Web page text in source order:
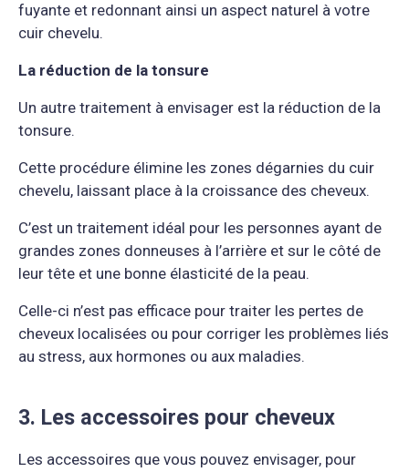
fuyante et redonnant ainsi un aspect naturel à votre
cuir chevelu.
La réduction de la tonsure
Un autre traitement à envisager est la réduction de la
tonsure.
Cette procédure élimine les zones dégarnies du cuir
chevelu, laissant place à la croissance des cheveux.
C’est un traitement idéal pour les personnes ayant de
grandes zones donneuses à l’arrière et sur le côté de
leur tête et une bonne élasticité de la peau.
Celle-ci n’est pas efficace pour traiter les pertes de
cheveux localisées ou pour corriger les problèmes liés
au stress, aux hormones ou aux maladies.
3. Les accessoires pour cheveux
Les accessoires que vous pouvez envisager, pour